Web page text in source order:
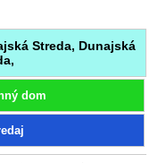
Streda, Dunajská
dom